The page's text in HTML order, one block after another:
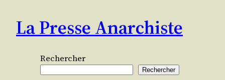
contenu
La Presse Anarchiste
Rechercher
Rechercher